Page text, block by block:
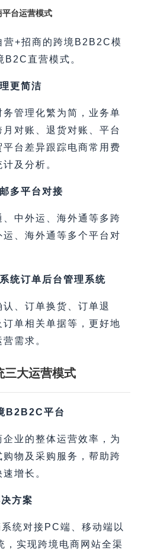
台运营模式
+招商的跨境B2B2C模
直营模式。
更简洁
管理化繁为简，业务单
对账、退货对账、平台
台差异跟踪电商常用费
及分析。
多平台对接
、中外运、海外通等多跨
、海外通等多个平台对
统订单后台管理系统
、订单换货、订单退
单相关单据等，更好地
需求。
三大运营模式
B2B2C平台
业的整体运营效率，为
物及采购服务，帮助跨
增长。
方案
统对接PC端、移动端以
，实现跨境电商网站全渠